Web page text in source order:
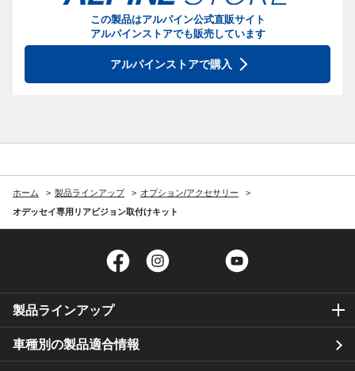
この製品はアルパイン公式直販サイト
アルパインストアでも販売しています
アルパインストアで購入
ホーム 製品ラインアップ
オプション/アクセサリー
オデッセイ専用リアビジョン取付けキット
Facebook Twitter
製品ラインアップ
車種別の製品適合情報